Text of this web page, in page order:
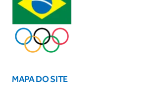
MAPA DO SITE